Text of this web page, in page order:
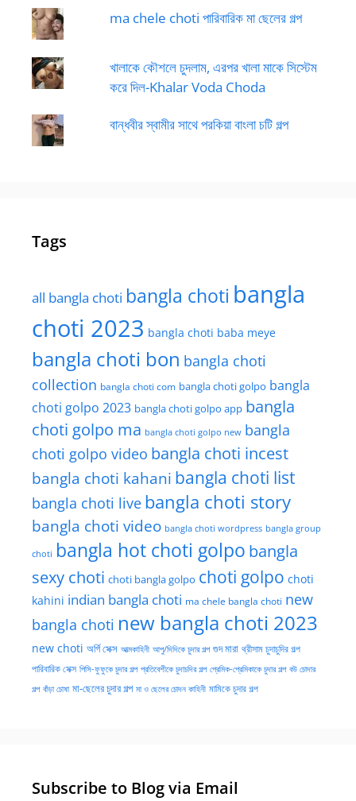
ma chele choti পারিবারিক মা ছেলের গল্প
খালাকে কৌশলে চুদলাম, এরপর খালা মাকে সিস্টেম
করে দিল-Khalar Voda Choda
বান্ধবীর স্বামীর সাথে পরকিয়া বাংলা চটি গল্প
Tags
all bangla choti bangla choti bangla
choti 2023 bangla choti baba meye
bangla choti bon bangla choti
collection bangla choti com bangla choti golpo bangla
choti golpo 2023 bangla choti golpo app bangla
choti golpo ma bangla choti golpo new bangla
choti golpo video bangla choti incest
bangla choti kahani bangla choti list
bangla choti live bangla choti story
bangla choti video bangla choti wordpress bangla group
choti bangla hot choti golpo bangla
sexy choti choti bangla golpo choti golpo choti
kahini indian bangla choti ma chele bangla choti new
bangla choti new bangla choti 2023
new choti অর্গি সেক্স আত্মকাহিনী আপু/দিদিকে চুদার গল্প গুদ মারা থ্রীসাম চুদাচুদির গল্প
পারিবারিক সেক্স পিসি-ফুফুকে চুদার গল্প প্রতিবেশীকে চুদাচদির গল্প প্রেমিক-প্রেমিকাকে চুদার গল্প বউ চোদার
গল্প বাঁড়া চোষা মা-ছেলের চুদার গল্প মা ও ছেলের চোদন কাহিনী মামিকে চুদার গল্প
Subscribe to Blog via Email